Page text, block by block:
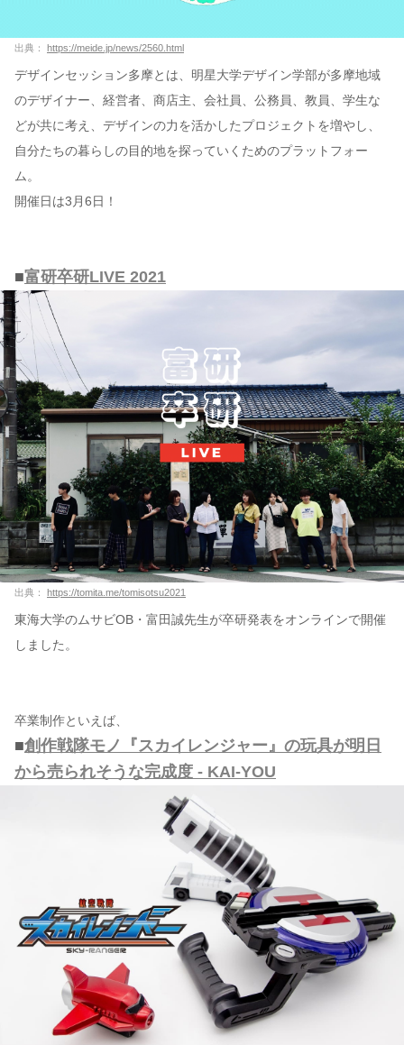
出典： https://meide.jp/news/2560.html
デザインセッション多摩とは、明星大学デザイン学部が多摩地域
のデザイナー、経営者、商店主、会社員、公務員、教員、学生な
どが共に考え、デザインの力を活かしたプロジェクトを増やし、
自分たちの暮らしの目的地を探っていくためのプラットフォー
ム。
開催日は3月6日！
■富研卒研LIVE 2021
出典： https://tomita.me/tomisotsu2021
東海大学のムサビOB・富田誠先生が卒研発表をオンラインで開催
しました。
卒業制作といえば、
■創作戦隊モノ『スカイレンジャー』の玩具が明日
から売られそうな完成度 - KAI-YOU